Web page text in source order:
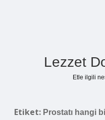
Lezzet
Etle ilgili
Etiket: Prostatı hangi